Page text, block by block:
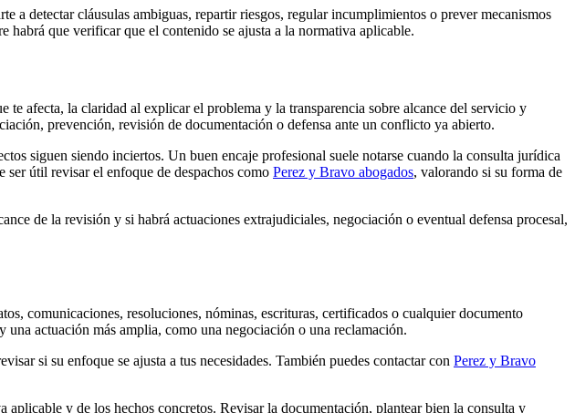
a detectar cláusulas ambiguas, repartir riesgos, regular incumplimientos o prever mecanismos
habrá que verificar que el contenido se ajusta a la normativa aplicable.
te afecta, la claridad al explicar el problema y la transparencia sobre alcance del servicio y
prevención, revisión de documentación o defensa ante un conflicto ya abierto.
siguen siendo inciertos. Un buen encaje profesional suele notarse cuando la consulta jurídica
ser útil revisar el enfoque de despachos como Perez y Bravo abogados, valorando si su forma de
de la revisión y si habrá actuaciones extrajudiciales, negociación o eventual defensa procesal,
comunicaciones, resoluciones, nóminas, escrituras, certificados o cualquier documento
actuación más amplia, como una negociación o una reclamación.
si su enfoque se ajusta a tus necesidades. También puedes contactar con Perez y Bravo
y de los hechos concretos. Revisar la documentación, plantear bien la consulta y